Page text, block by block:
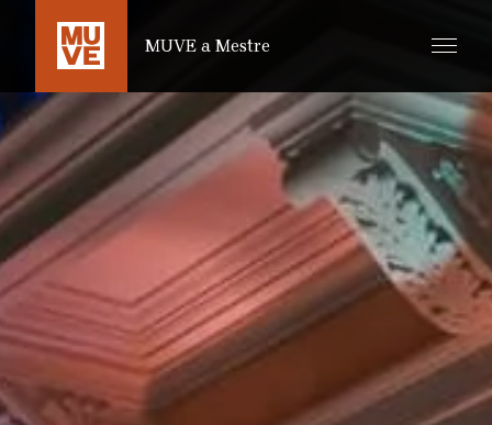
SALTA AL CONTENUTO PRINCIPALE
MUVE a Mestre